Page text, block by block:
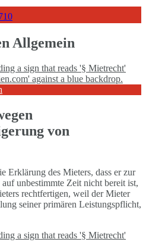
Allgemein
von
Erklärung des Mieters, dass er zur
unbestimmte Zeit nicht bereit ist,
rechtfertigen, weil der Mieter
seiner primären Leistungspflicht,